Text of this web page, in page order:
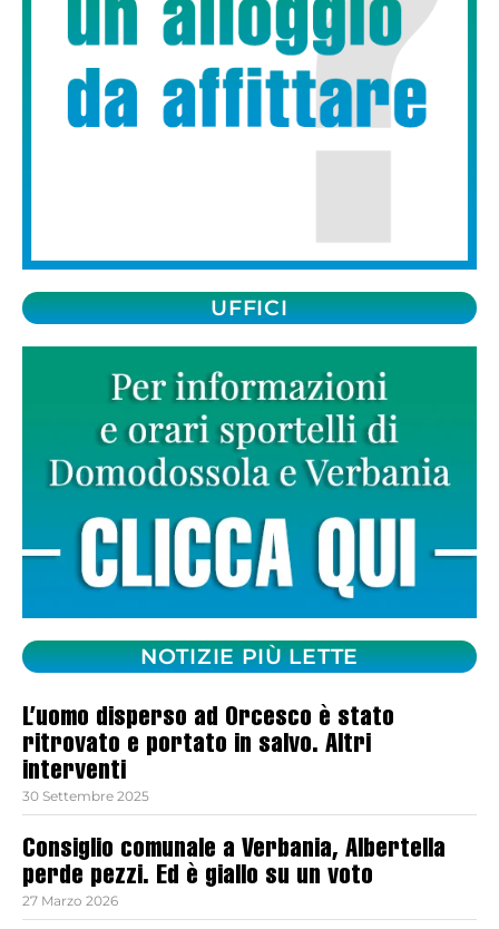
UFFICI
NOTIZIE PIÙ LETTE
L’uomo disperso ad Orcesco è stato
ritrovato e portato in salvo. Altri
interventi
30 Settembre 2025
Consiglio comunale a Verbania, Albertella
perde pezzi. Ed è giallo su un voto
27 Marzo 2026